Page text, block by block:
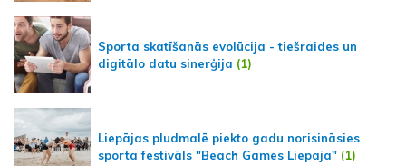
Sporta skatīšanās evolūcija - tiešraides un
digitālo datu sinerģija (1)
Liepājas pludmalē piekto gadu norisināsies
sporta festivāls "Beach Games Liepaja" (1)